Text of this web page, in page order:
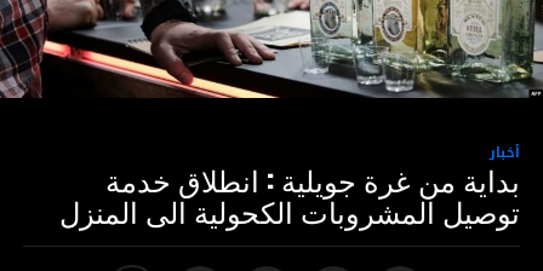
أخبار
بداية من غرة جويلية : انطلاق خدمة
توصيل المشروبات الكحولية الى المنزل